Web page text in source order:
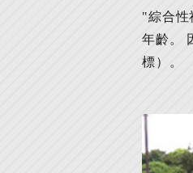
"綜合性
年齡。
標）。